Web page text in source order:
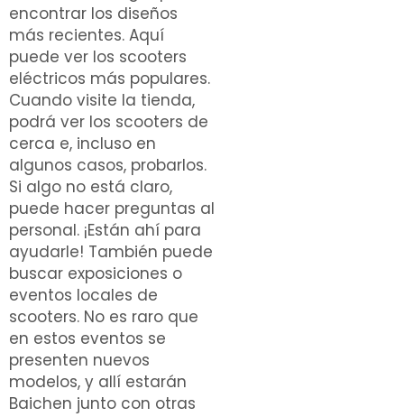
encontrar los diseños
más recientes. Aquí
puede ver los scooters
eléctricos más populares.
Cuando visite la tienda,
podrá ver los scooters de
cerca e, incluso en
algunos casos, probarlos.
Si algo no está claro,
puede hacer preguntas al
personal. ¡Están ahí para
ayudarle! También puede
buscar exposiciones o
eventos locales de
scooters. No es raro que
en estos eventos se
presenten nuevos
modelos, y allí estarán
Baichen junto con otras